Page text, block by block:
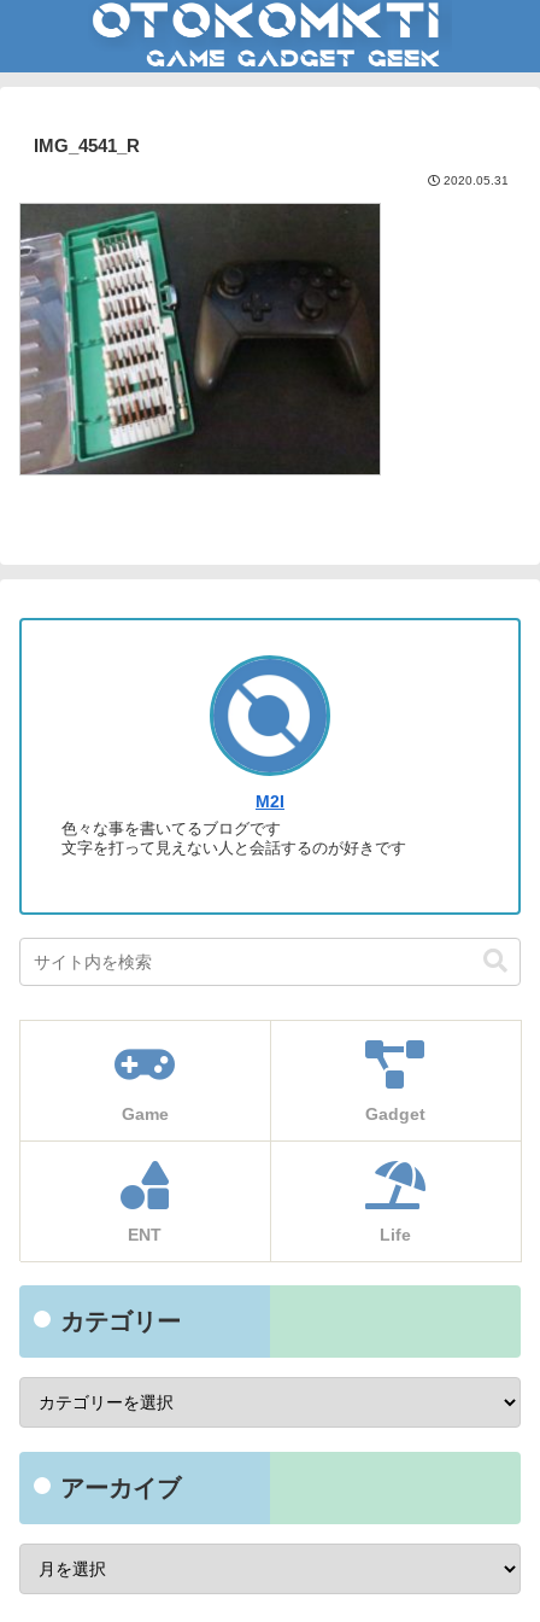
IMG_4541_R
2020.05.31
M2I
色々な事を書いてるブログです
文字を打って見えない人と会話するのが好きです
Game Gadget
ENT Life
カテゴリー
アーカイブ